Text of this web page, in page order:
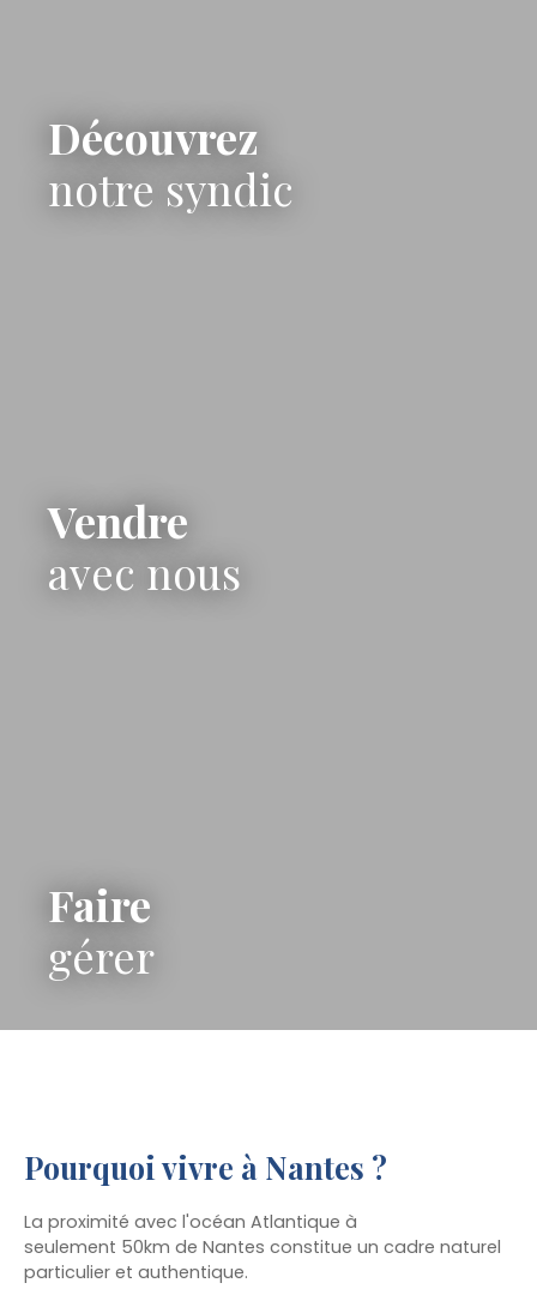
Découvrez
notre syndic
Vendre
avec nous
Faire
gérer
Pourquoi vivre à Nantes ?
La proximité avec l'océan Atlantique à
seulement 50km de Nantes constitue un cadre naturel
particulier et authentique.